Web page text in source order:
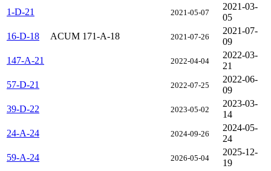
1-D-21
2021-05-07
2021-03-
05
16-D-18
ACUM 171-A-18 2021-07-26
2021-07-
09
147-A-21
2022-04-04
2022-03-
21
57-D-21
2022-07-25
2022-06-
09
39-D-22
2023-05-02
2023-03-
14
24-A-24
2024-09-26
2024-05-
24
59-A-24
2026-05-04
2025-12-
19